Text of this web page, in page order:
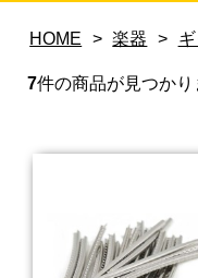
HOME > 楽器 >
7件の商品が見つかり